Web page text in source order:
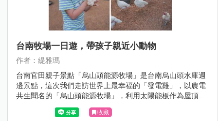
台南牧場一日遊，帶孩子親近小動物
作者：緹雅瑪
台南官田親子景點「烏山頭能源牧場」是台南烏山頭水庫週
邊景點，這次我們走訪世界上最幸福的「發電雞」，以農電
共生聞名的「烏山頭能源牧場」，利用太陽能板作為屋頂發
電供電，這裡的發電雞可聽音樂，有大空間活動過得開心自
在，不怕人很適合帶小朋友來農事體驗，尤其是撿雞蛋，連
收藏